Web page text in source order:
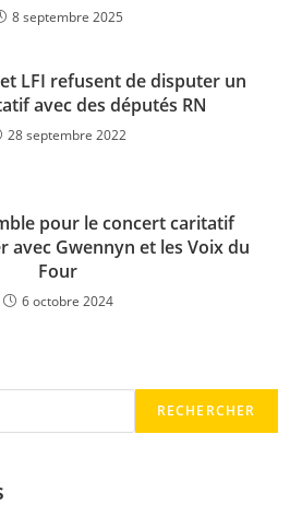
8 septembre 2025
LFI refusent de disputer un
avec des députés RN
28 septembre 2022
pour le concert caritatif
avec Gwennyn et les Voix du
Four
6 octobre 2024
RECHERCHER